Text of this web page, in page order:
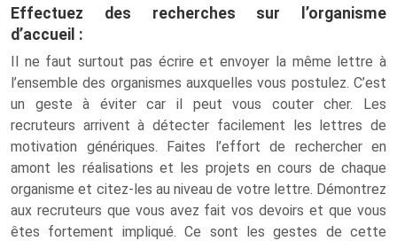
Effectuez des recherches sur l’organisme
d’accueil :
Il ne faut surtout pas écrire et envoyer la même lettre à
l’ensemble des organismes auxquelles vous postulez. C’est
un geste à éviter car il peut vous couter cher. Les
recruteurs arrivent à détecter facilement les lettres de
motivation génériques. Faites l’effort de rechercher en
amont les réalisations et les projets en cours de chaque
organisme et citez-les au niveau de votre lettre. Démontrez
aux recruteurs que vous avez fait vos devoirs et que vous
êtes fortement impliqué. Ce sont les gestes de cette